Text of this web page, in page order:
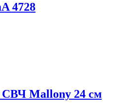
4728
Mallony 24 см